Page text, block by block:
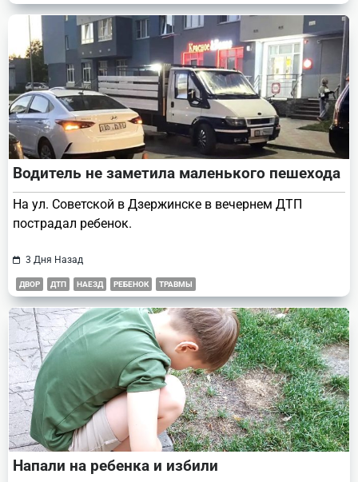
Водитель не заметила маленького пешехода
На ул. Советской в Дзержинске в вечернем ДТП
пострадал ребенок.
3 Дня Назад
ДВОР ДТП НАЕЗД РЕБЕНОК ТРАВМЫ
Напали на ребенка и избили